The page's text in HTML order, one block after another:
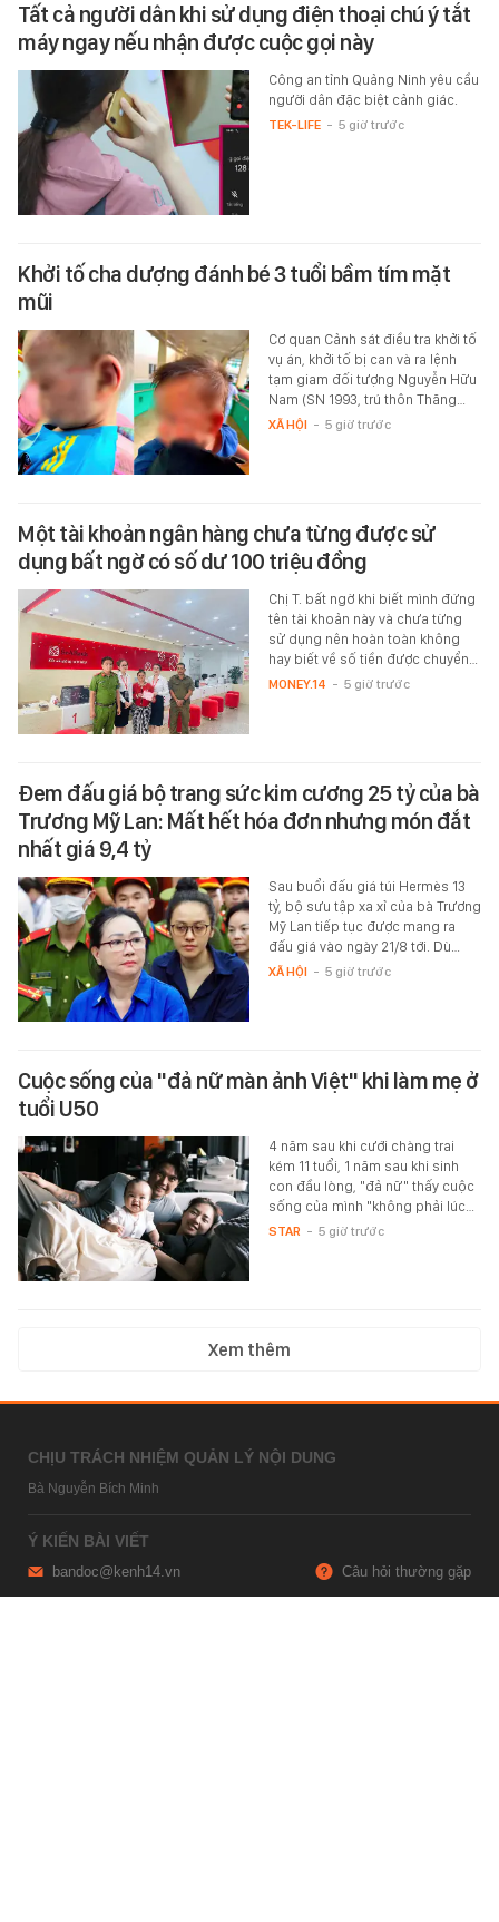
Tất cả người dân khi sử dụng điện thoại chú ý tắt
máy ngay nếu nhận được cuộc gọi này
Công an tỉnh Quảng Ninh yêu cầu
người dân đặc biệt cảnh giác.
TEK-LIFE - 5 giờ trước
Khởi tố cha dượng đánh bé 3 tuổi bầm tím mặt
mũi
Cơ quan Cảnh sát điều tra khởi tố
vụ án, khởi tố bị can và ra lệnh
tạm giam đối tượng Nguyễn Hữu
Nam (SN 1993, trú thôn Thăng…
XÃ HỘI - 5 giờ trước
Một tài khoản ngân hàng chưa từng được sử
dụng bất ngờ có số dư 100 triệu đồng
Chị T. bất ngờ khi biết mình đứng
tên tài khoản này và chưa từng
sử dụng nên hoàn toàn không
hay biết về số tiền được chuyển…
MONEY.14 - 5 giờ trước
Đem đấu giá bộ trang sức kim cương 25 tỷ của bà
Trương Mỹ Lan: Mất hết hóa đơn nhưng món đắt
nhất giá 9,4 tỷ
Sau buổi đấu giá túi Hermès 13
tỷ, bộ sưu tập xa xỉ của bà Trương
Mỹ Lan tiếp tục được mang ra
đấu giá vào ngày 21/8 tới. Dù…
XÃ HỘI - 5 giờ trước
Cuộc sống của "đả nữ màn ảnh Việt" khi làm mẹ ở
tuổi U50
4 năm sau khi cưới chàng trai
kém 11 tuổi, 1 năm sau khi sinh
con đầu lòng, "đả nữ" thấy cuộc
sống của mình "không phải lúc…
STAR - 5 giờ trước
Xem thêm
CHỊU TRÁCH NHIỆM QUẢN LÝ NỘI DUNG
Bà Nguyễn Bích Minh
Ý KIẾN BÀI VIẾT
bandoc@kenh14.vn Câu hỏi thường gặp